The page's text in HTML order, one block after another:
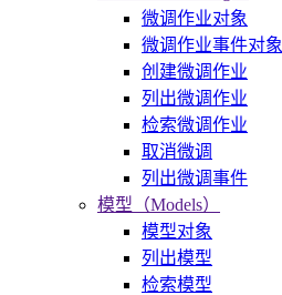
微调作业对象
微调作业事件对象
创建微调作业
列出微调作业
检索微调作业
取消微调
列出微调事件
模型（Models）
模型对象
列出模型
检索模型